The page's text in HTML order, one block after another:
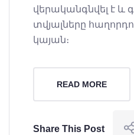
վերականգնվել է և
տվյալները
կայան։
READ MORE
Share This Post